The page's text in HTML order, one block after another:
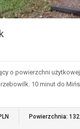
o powierzchni użytkowej
10 minut do
Powierzchnia: